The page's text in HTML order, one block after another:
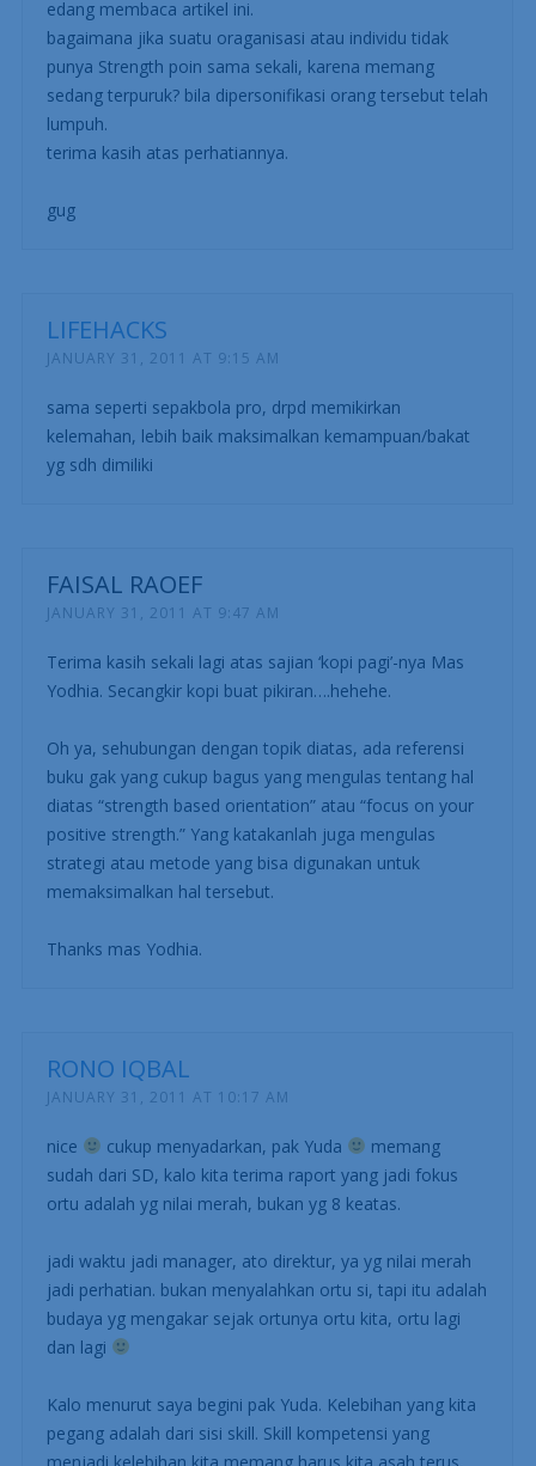
edang membaca artikel ini.
bagaimana jika suatu oraganisasi atau individu tidak
punya Strength poin sama sekali, karena memang
sedang terpuruk? bila dipersonifikasi orang tersebut telah
lumpuh.
terima kasih atas perhatiannya.
gug
LIFEHACKS
JANUARY 31, 2011 AT 9:15 AM
sama seperti sepakbola pro, drpd memikirkan
kelemahan, lebih baik maksimalkan kemampuan/bakat
yg sdh dimiliki
FAISAL RAOEF
JANUARY 31, 2011 AT 9:47 AM
Terima kasih sekali lagi atas sajian ‘kopi pagi’-nya Mas
Yodhia. Secangkir kopi buat pikiran….hehehe.
Oh ya, sehubungan dengan topik diatas, ada referensi
buku gak yang cukup bagus yang mengulas tentang hal
diatas “strength based orientation” atau “focus on your
positive strength.” Yang katakanlah juga mengulas
strategi atau metode yang bisa digunakan untuk
memaksimalkan hal tersebut.
Thanks mas Yodhia.
RONO IQBAL
JANUARY 31, 2011 AT 10:17 AM
nice cukup menyadarkan, pak Yuda
memang
sudah dari SD, kalo kita terima raport yang jadi fokus
ortu adalah yg nilai merah, bukan yg 8 keatas.
jadi waktu jadi manager, ato direktur, ya yg nilai merah
jadi perhatian. bukan menyalahkan ortu si, tapi itu adalah
budaya yg mengakar sejak ortunya ortu kita, ortu lagi
dan lagi
Kalo menurut saya begini pak Yuda. Kelebihan yang kita
pegang adalah dari sisi skill. Skill kompetensi yang